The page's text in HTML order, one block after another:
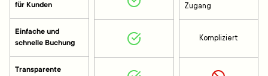
für Kunden
Einfache und
schnelle Buchung
Transparente
Zugang
Kompliziert